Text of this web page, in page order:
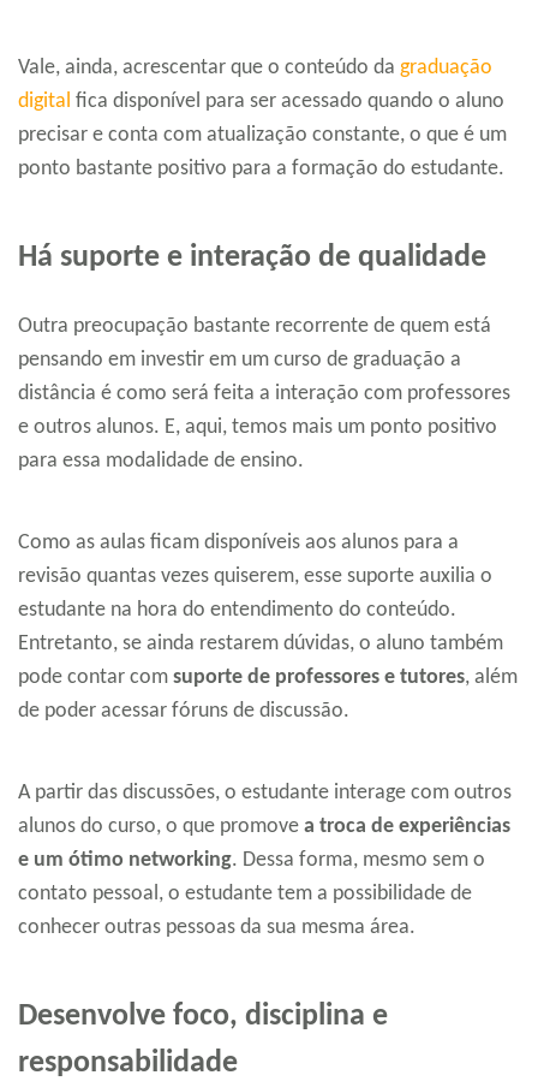
Vale, ainda, acrescentar que o conteúdo da graduação
digital fica disponível para ser acessado quando o aluno
precisar e conta com atualização constante, o que é um
ponto bastante positivo para a formação do estudante.
Há suporte e interação de qualidade
Outra preocupação bastante recorrente de quem está
pensando em investir em um curso de graduação a
distância é como será feita a interação com professores
e outros alunos. E, aqui, temos mais um ponto positivo
para essa modalidade de ensino.
Como as aulas ficam disponíveis aos alunos para a
revisão quantas vezes quiserem, esse suporte auxilia o
estudante na hora do entendimento do conteúdo.
Entretanto, se ainda restarem dúvidas, o aluno também
pode contar com suporte de professores e tutores, além
de poder acessar fóruns de discussão.
A partir das discussões, o estudante interage com outros
alunos do curso, o que promove a troca de experiências
e um ótimo networking. Dessa forma, mesmo sem o
contato pessoal, o estudante tem a possibilidade de
conhecer outras pessoas da sua mesma área.
Desenvolve foco, disciplina e
responsabilidade